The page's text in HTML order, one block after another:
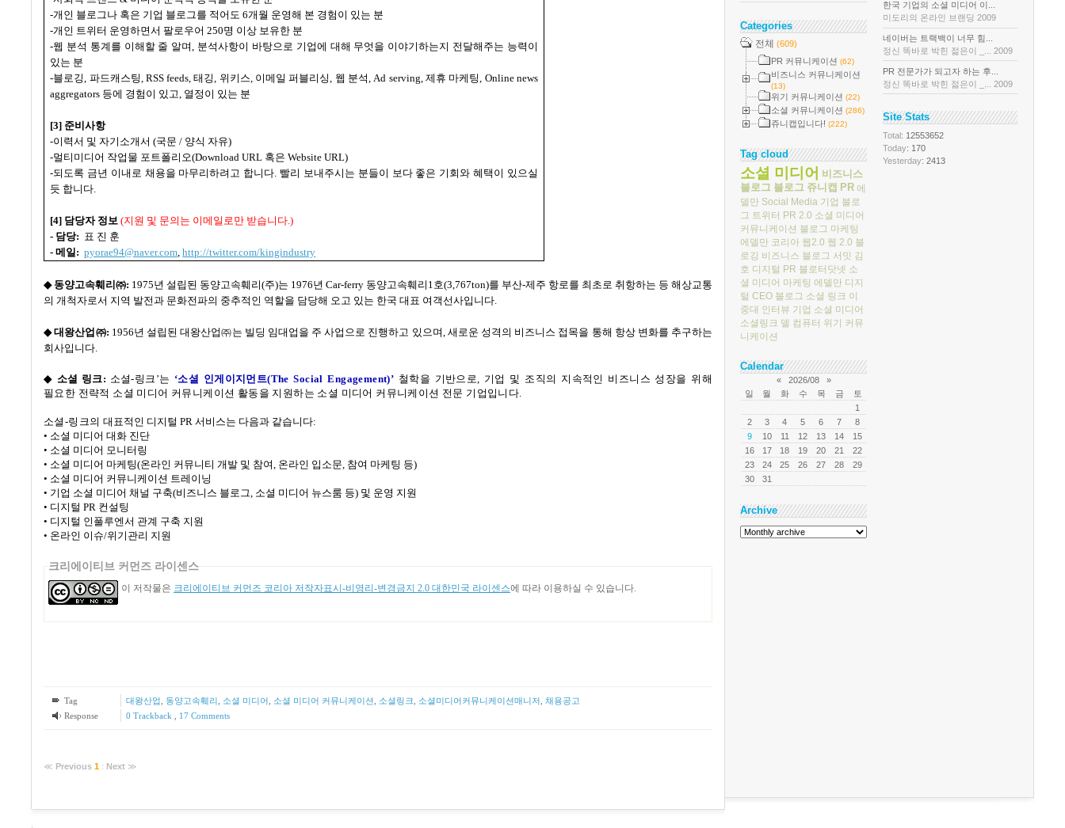
-개인 블로그나 혹은 기업 블로그를 적어도6개월 운영해 본 경험이 있는 분
-개인 트위터 운영하면서 팔로우어 250명 이상 보유한 분
-웹 분석 통계를 이해할 줄 알며, 분석사항이 바탕으로 기업에 대해 무엇을 이야기하는지 전달해주는 능력이
있는 분
-블로깅, 파드캐스팅, RSS feeds,태깅, 위키스, 이메일 퍼블리싱, 웹 분석, Ad serving, 제휴 마케팅, Online news
aggregators 등에 경험이 있고, 열정이 있는 분
[3] 준비사항
-이력서 및 자기소개서 (국문 / 양식 자유)
-멀티미디어 작업물 포트폴리오(Download URL 혹은 Website URL)
-되도록 금년 이내로 채용을 마무리하려고 합니다. 빨리 보내주시는 분들이 보다 좋은 기회와 혜택이 있으실
듯 합니다.
[4] 담당자 정보 (지원 및 문의는 이메일로만 받습니다.)
- 담당: 표 진 훈
-메일: pyorae94@naver.com,http://twitter.com/kingindustry
◆ 동양고속훼리㈜: 1975년 설립된 동양고속훼리(주)는 1976년 Car-ferry 동양고속훼리 1호(3,767ton)를 부산-제주 항로를 최초로 취항하는 등 해상교통
의 개척자로서 지역 발전과 문화전파의 중추적인 역할을 담당해 오고 있는 한국 대표 여객선사입니다.
◆대왕산업㈜: 1956년 설립된 대왕산업㈜는 빌딩 임대업을 주 사업으로 진행하고 있으며, 새로운 성격의 비즈니스 접목을 통해 항상 변화를 추구하는
회사입니다.
◆ 소셜 링크: 소셜-링크 ’는 ‘소셜 인게이지먼트(The Social Engagement)’ 철학을 기반으로, 기업 및 조직의 지속적인 비즈니스 성장을 위해
필요한 전략적 소셜 미디어 커뮤니케이션 활동을 지원하는 소셜 미디어 커뮤니케이션 전문 기업입니다.
소셜 -링크의 대표적인 디지털 PR 서비스는 다음과 같습니다:
• 소셜 미디어 대화 진단
• 소셜 미디어 모니터링
• 소셜 미디어 마케팅(온라인 커뮤니티 개발 및 참여, 온라인 입소문, 참여 마케팅 등)
• 소셜 미디어 커뮤니케이션 트레이닝
• 기업 소셜 미디어 채널 구축(비즈니스 블로그, 소셜 미디어 뉴스룸 등) 및 운영 지원
• 디지털 PR 컨설팅
• 디지털 인풀루엔서 관계 구축 지원
• 온라인 이슈/위기관리 지원
크리에이티브 커먼즈 라이센스
이 저작물은 크리에이티브 커먼즈 코리아 저작자표시-비영리-변경금지 2.0 대한민국 라이센스에 따라 이용하실 수 있습니다.
Tag 대왕산업 동양고속훼리 소셜 미디어 소셜 미디어 커뮤니케이션 소셜링크 소셜미디어커뮤니케이션매니저 채용공고
Response
0 Trackback 17Comments
≪ Previous 1 : Next ≫
Categories
전체 (609)
PR 커뮤니케이션 (62)
비즈니스 커뮤니케이션
(13)
위기 커뮤니케이션 (22)
소셜 커뮤니케이션 (286)
쥬니캡입니다! (222)
Tag cloud
소셜 미디어 비즈니스
블로그 블로그 쥬니캡 PR 에
델만 Social Media 기업 블로
그 트위터 PR 2.0 소셜 미디어
커뮤니케이션 블로그 마케팅
에델만 코리아 웹2.0 웹 2.0 블
로깅 비즈니스 블로그 서밋 김
호 디지털 PR 블로터닷넷 소
셜 미디어 마케팅 에델만 디지
털 CEO 블로그 소셜 링크 이
중대 인터뷰 기업 소셜 미디어
소셜링크 델 컴퓨터 위기 커뮤
니케이션
Calendar
« 2026/08
»
일
월 화 수 목 금
토
1
2
3 4 5 6 7
8
9
10 11 12 13 14
15
16
17 18 19 20 21
22
23
24 25 26 27 28
29
30
31
Archive
한국 기업의 소셜 미디어 이...
미도리의 온라인 브랜딩 2009
네이버는 트랙백이 너무 힘...
정신 똑바로 박힌 젊은이 _... 2009
PR 전문가가 되고자 하는 후...
정신 똑바로 박힌 젊은이 _... 2009
Site Stats
Total: 12553652
Today: 170
Yesterday: 2413